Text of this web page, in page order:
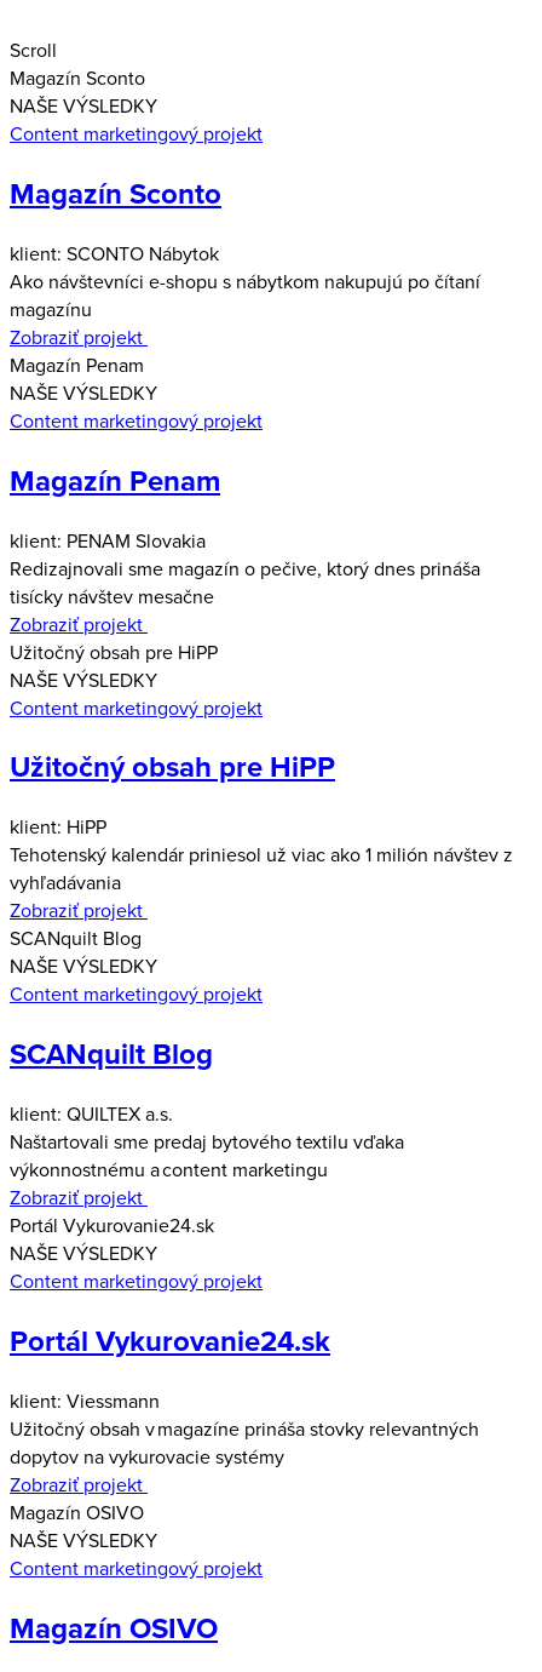
Scroll
Magazín Sconto
NAŠE VÝSLEDKY
Content marketingový projekt
Magazín Sconto
klient: SCONTO Nábytok
Ako návštevníci e-shopu s nábytkom nakupujú po čítaní
magazínu
Zobraziť projekt
Magazín Penam
NAŠE VÝSLEDKY
Content marketingový projekt
Magazín Penam
klient: PENAM Slovakia
Redizajnovali sme magazín o pečive, ktorý dnes prináša
tisícky návštev mesačne
Zobraziť projekt
Užitočný obsah pre HiPP
NAŠE VÝSLEDKY
Content marketingový projekt
Užitočný obsah pre HiPP
klient: HiPP
Tehotenský kalendár priniesol už viac ako 1 milión návštev z
vyhľadávania
Zobraziť projekt
SCANquilt Blog
NAŠE VÝSLEDKY
Content marketingový projekt
SCANquilt Blog
klient: QUILTEX a.s.
Naštartovali sme predaj bytového textilu vďaka
výkonnostnému a content marketingu
Zobraziť projekt
Portál Vykurovanie24.sk
NAŠE VÝSLEDKY
Content marketingový projekt
Portál Vykurovanie24.sk
klient: Viessmann
Užitočný obsah v magazíne prináša stovky relevantných
dopytov na vykurovacie systémy
Zobraziť projekt
Magazín OSIVO
NAŠE VÝSLEDKY
Content marketingový projekt
Magazín OSIVO